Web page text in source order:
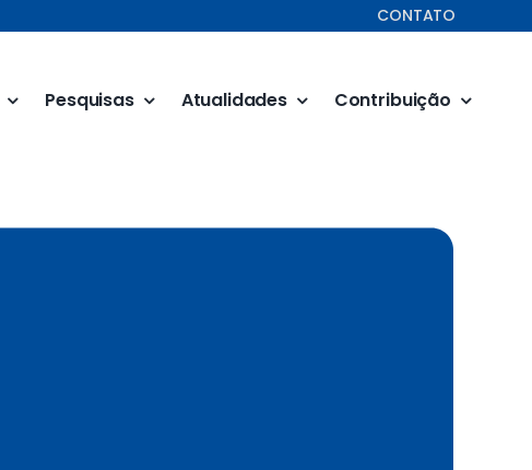
CONTATO
Pesquisas Atualidades Contribuição